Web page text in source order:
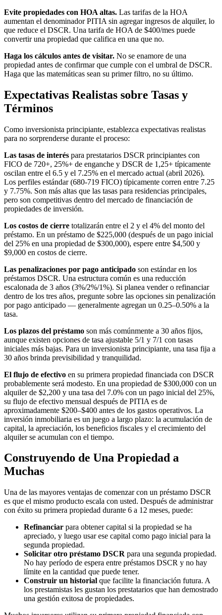
Evite propiedades con HOA altas. Las tarifas de la HOA
aumentan el denominador PITIA sin agregar ingresos de alquiler, lo
que reduce el DSCR. Una tarifa de HOA de $400/mes puede
convertir una propiedad que califica en una que no.
Haga los cálculos antes de visitar. No se enamore de una
propiedad antes de confirmar que cumple con el umbral de DSCR.
Haga que las matemáticas sean su primer filtro, no su último.
Expectativas Realistas sobre Tasas y
Términos
Como inversionista principiante, establezca expectativas realistas
para no sorprenderse durante el proceso:
Las tasas de interés para prestatarios DSCR principiantes con
FICO de 720+, 25%+ de enganche y DSCR de 1,25+ típicamente
oscilan entre el 6.5 y el 7.25% en el mercado actual (abril 2026).
Los perfiles estándar (680-719 FICO) típicamente corren entre 7.25
y 7.75%. Son más altas que las tasas para residencias principales,
pero son competitivas dentro del mercado de financiación de
propiedades de inversión.
Los costos de cierre totalizarán entre el 2 y el 4% del monto del
préstamo. En un préstamo de $225,000 (después de un pago inicial
del 25% en una propiedad de $300,000), espere entre $4,500 y
$9,000 en costos de cierre.
Las penalizaciones por pago anticipado son estándar en los
préstamos DSCR. Una estructura común es una reducción
escalonada de 3 años (3%/2%/1%). Si planea vender o refinanciar
dentro de los tres años, pregunte sobre las opciones sin penalización
por pago anticipado — generalmente agregan un 0.25–0.50% a la
tasa.
Los plazos del préstamo son más comúnmente a 30 años fijos,
aunque existen opciones de tasa ajustable 5/1 y 7/1 con tasas
iniciales más bajas. Para un inversionista principiante, una tasa fija a
30 años brinda previsibilidad y tranquilidad.
El flujo de efectivo en su primera propiedad financiada con DSCR
probablemente será modesto. En una propiedad de $300,000 con un
alquiler de $2,200 y una tasa del 7.0% con un pago inicial del 25%,
su flujo de efectivo mensual después de PITIA es de
aproximadamente $200–$400 antes de los gastos operativos. La
inversión inmobiliaria es un juego a largo plazo: la acumulación de
capital, la apreciación, los beneficios fiscales y el crecimiento del
alquiler se acumulan con el tiempo.
Construyendo de Una Propiedad a
Muchas
Una de las mayores ventajas de comenzar con un préstamo DSCR
es que el mismo producto escala con usted. Después de administrar
con éxito su primera propiedad durante 6 a 12 meses, puede:
Refinanciar para obtener capital si la propiedad se ha
apreciado, y luego usar ese capital como pago inicial para la
segunda propiedad.
Solicitar otro préstamo DSCR para una segunda propiedad.
No hay período de espera entre préstamos DSCR y no hay
límite en la cantidad que puede tener.
Construir un historial que facilite la financiación futura. A
los prestamistas les gustan los prestatarios que han demostrado
una gestión exitosa de propiedades.